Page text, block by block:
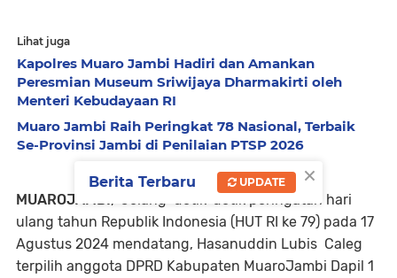
Lihat juga
Kapolres Muaro Jambi Hadiri dan Amankan
Peresmian Museum Sriwijaya Dharmakirti oleh
Menteri Kebudayaan RI
Muaro Jambi Raih Peringkat 78 Nasional, Terbaik
Se-Provinsi Jambi di Penilaian PTSP 2026
MUAROJAMBI
,-Jelang detik-detik peringatan hari
ulang tahun Republik Indonesia (HUT RI ke 79) pada 17
Agustus 2024 mendatang, Hasanuddin Lubis Caleg
terpilih anggota DPRD Kabupaten MuaroJambi Dapil 1
×
Berita Terbaru UPDATE